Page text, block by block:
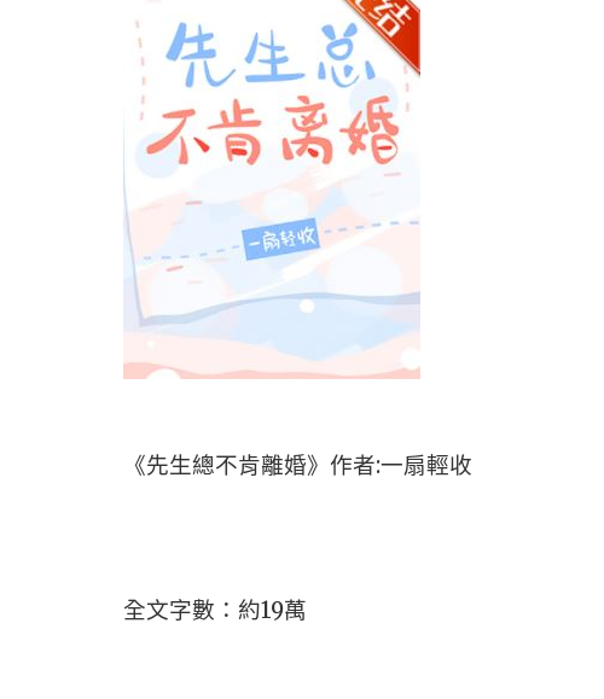
《先生總不肯離婚》作者:一扇輕收
全文字數：約19萬